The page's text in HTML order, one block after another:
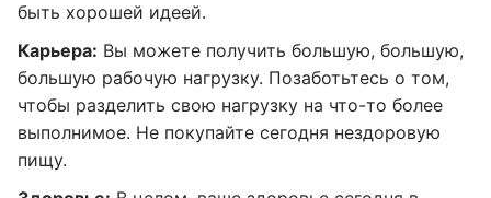
быть хорошей идеей.
Карьера: Вы можете получить большую, большую,
большую рабочую нагрузку. Позаботьтесь о том,
чтобы разделить свою нагрузку на что-то более
выполнимое. Не покупайте сегодня нездоровую
пищу.